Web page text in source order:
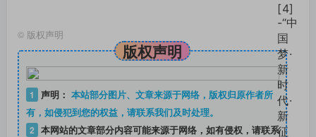
© 版权声明
版权声明
1 声明： 本站部分图片、文章来源于网络，版权归原作者所
有，如侵犯到您的权益，请联系我们及时处理。
2 本网站的文章部分内容可能来源于网络，如有侵权，请联系